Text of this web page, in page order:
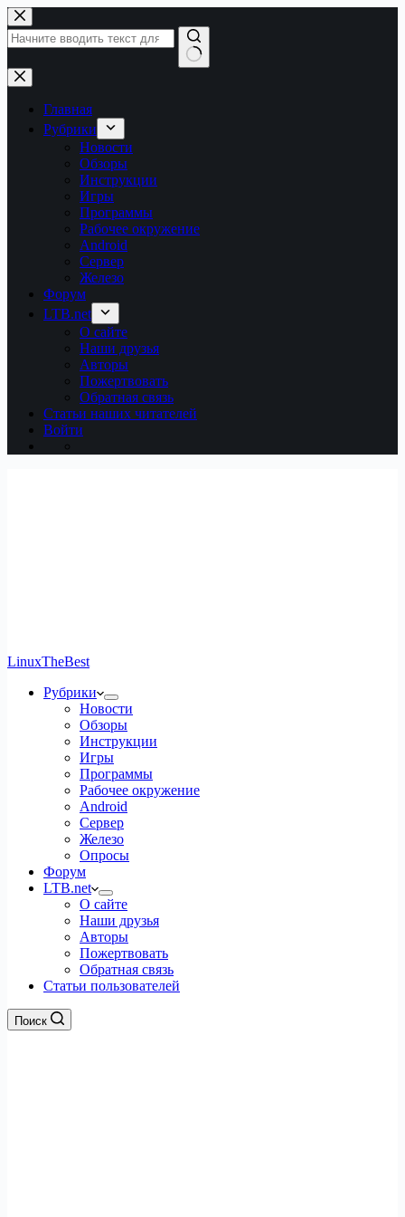
Перейти
к
сути
Ничего
не
найденоГлавная
Рубрики
Новости
Обзоры
Инструкции
Игры
Программы
Рабочее окружение
Android
Сервер
Железо
Форум
LTB.net
О сайте
Наши друзья
Авторы
Пожертвовать
Обратная связь
Статьи наших читателей
Войти
LinuxTheBest
Рубрики
Новости
Обзоры
Инструкции
Игры
Программы
Рабочее окружение
Android
Сервер
Железо
Опросы
Форум
LTB.net
О сайте
Наши друзья
Авторы
Пожертвовать
Обратная связь
Статьи пользователей
Поиск